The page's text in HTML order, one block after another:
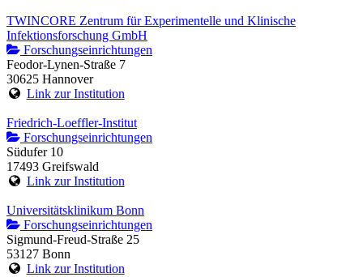
TWINCORE Zentrum für Experimentelle und Klinische
Infektionsforschung GmbH
Forschungseinrichtungen
Feodor-Lynen-Straße 7
30625 Hannover
Link zur Institution
Friedrich-Loeffler-Institut
Forschungseinrichtungen
Südufer 10
17493 Greifswald
Link zur Institution
Universitätsklinikum Bonn
Forschungseinrichtungen
Sigmund-Freud-Straße 25
53127 Bonn
Link zur Institution